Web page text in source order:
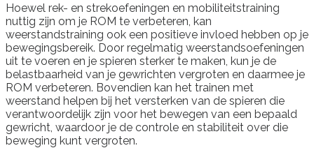
Hoewel rek- en strekoefeningen en mobiliteitstraining
nuttig zijn om je ROM te verbeteren, kan
weerstandstraining ook een positieve invloed hebben op je
bewegingsbereik. Door regelmatig weerstandsoefeningen
uit te voeren en je spieren sterker te maken, kun je de
belastbaarheid van je gewrichten vergroten en daarmee je
ROM verbeteren. Bovendien kan het trainen met
weerstand helpen bij het versterken van de spieren die
verantwoordelijk zijn voor het bewegen van een bepaald
gewricht, waardoor je de controle en stabiliteit over die
beweging kunt vergroten.